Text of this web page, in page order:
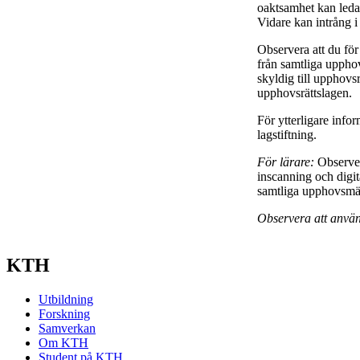
oaktsamhet kan
Vidare kan intrång i
Observera att du
från samtliga
skyldig till
upphovsrättslagen.
För ytterligare
lagstiftning.
För lärare:
inscanning och
samtliga
Observera att
KTH
Utbildning
Forskning
Samverkan
Om KTH
Student på KTH